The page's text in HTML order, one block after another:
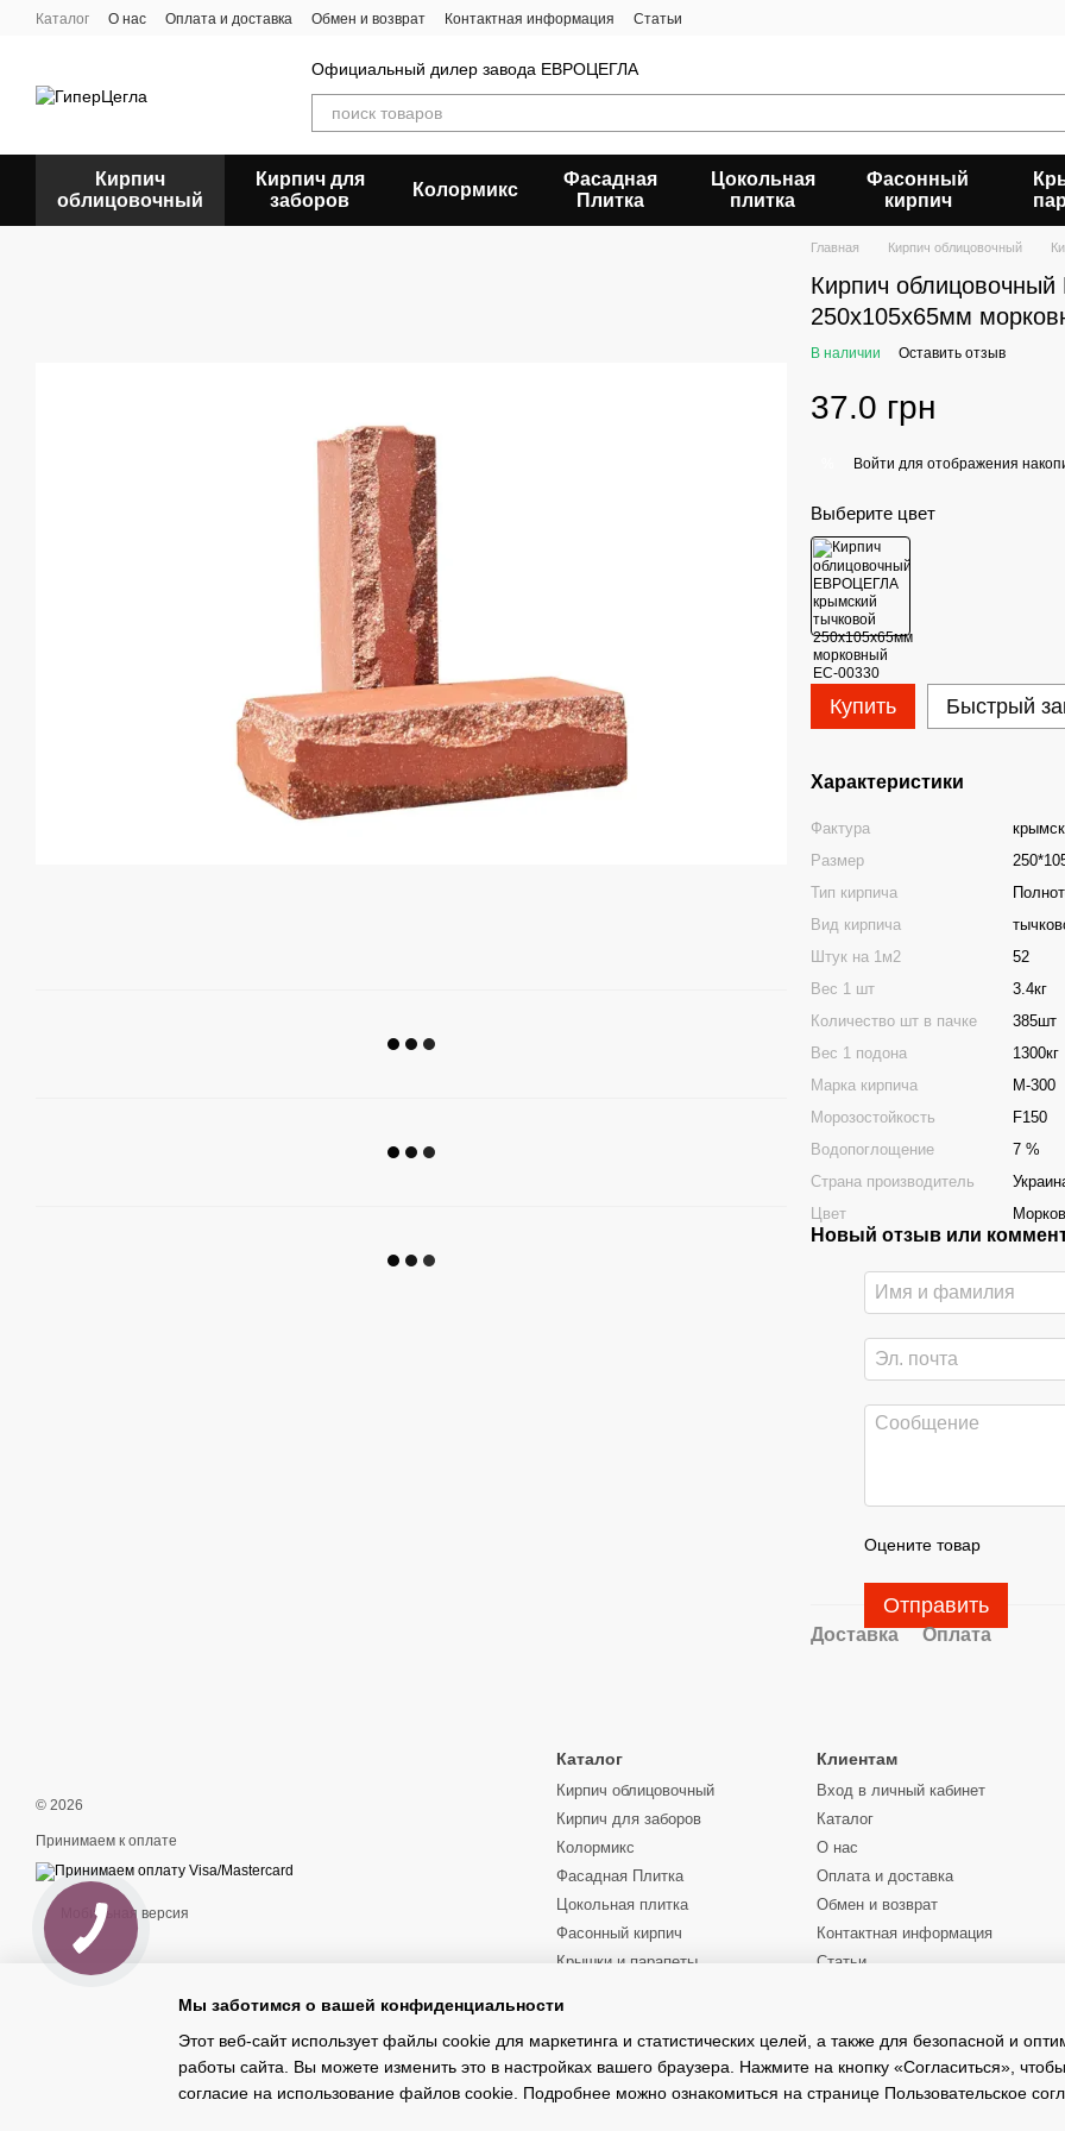
Перейти к основному контенту
Каталог О нас Оплата и доставка Обмен и возврат Контактная информация Статьи
Официальный дилер завода ЕВРОЦЕГЛА
Кирпич
облицовочный
Кирпич для
заборов
Колормикс
Фасадная
Плитка
Цокольная
плитка
Фасонный
кирпич
Главная Кирпич облицовочный
Кирпич
250х105х65мм
В наличии Оставить отзыв
37.0 грн
Войти для отображения
Выберите цвет
Купить Быстрый
Характеристики
Фактура
Размер
Тип кирпича
Вид кирпича
Штук на 1м2
52
Вес 1 шт
3.4кг
Количество шт в пачке
385шт
Вес 1 подона
1300кг
Марка кирпича
М-300
Морозостойкость
F150
Водопоглощение
7 %
Страна производитель
Цвет
Новый отзыв или
Оцените товар
Отправить
Доставка Оплата
© 2026
Принимаем к оплате
Мобильная версия
Каталог
Кирпич облицовочный
Кирпич для заборов
Колормикс
Фасадная Плитка
Цокольная плитка
Фасонный кирпич
Крышки и парапеты
Киевская область
Клиентам
Вход в личный кабинет
Каталог
О нас
Оплата и доставка
Обмен и возврат
Контактная информация
Статьи
Мы заботимся о вашей конфиденциальности
Этот веб-сайт использует файлы cookie для маркетинга и статистических целей, а также для безопасной и
работы сайта. Вы можете изменить это в настройках вашего браузера. Нажмите на кнопку «Согласиться»,
согласие на использование файлов cookie. Подробнее можно ознакомиться на странице Пользовательское